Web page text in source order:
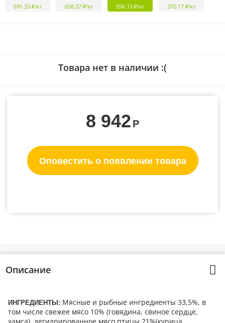
691.33 ₽/кг 658.57 ₽/кг 596.13 ₽/кг 370.17 ₽/кг
Товара нет в наличии :(
8 942 Р
Оповестить о появлении товара
Описание
ИНГРЕДИЕНТЫ: Мясные и рыбные ингредиенты 33,5%, в
том числе свежее мясо 10% (говядина, свиное сердце,
хамса), дегидрированное мясо птицы 21%(курица,